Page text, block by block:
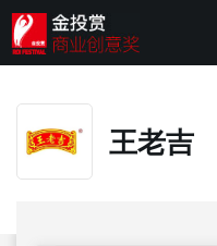
王老吉